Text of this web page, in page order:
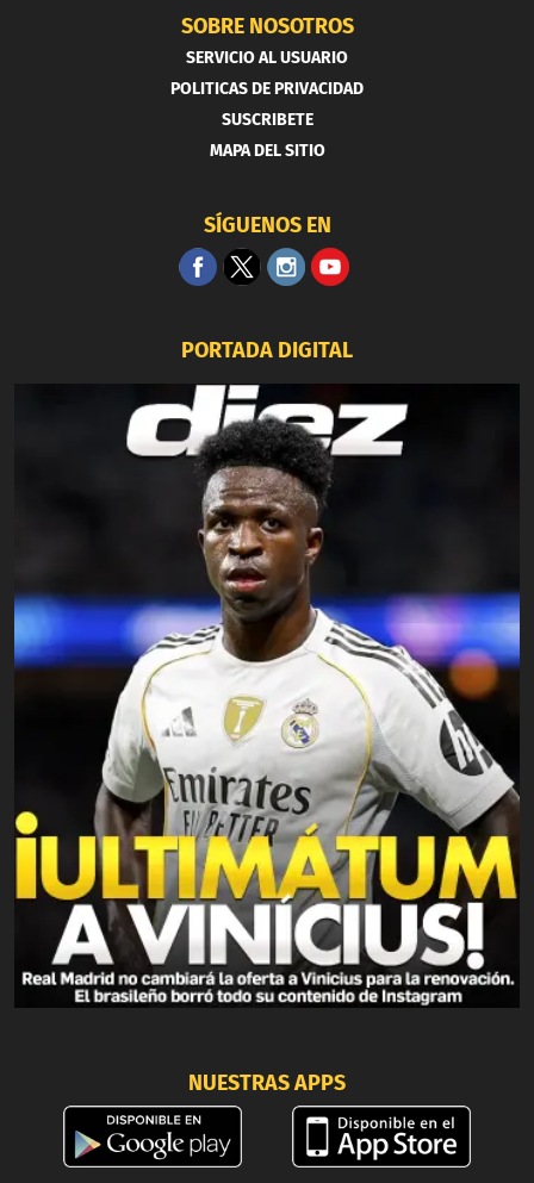
SOBRE NOSOTROS
SERVICIO AL USUARIO
POLITICAS DE PRIVACIDAD
SUSCRIBETE
MAPA DEL SITIO
SÍGUENOS EN
PORTADA DIGITAL
NUESTRAS APPS